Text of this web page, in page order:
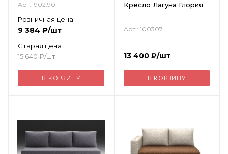
Арт.: 902.90
Розничная цена
9 384 ₽/шт
Старая цена
15 640₽/шт
В КОРЗИНУ
Кресло Лагуна Глория
Арт.: 100307
13 400₽/шт
В КОРЗИНУ